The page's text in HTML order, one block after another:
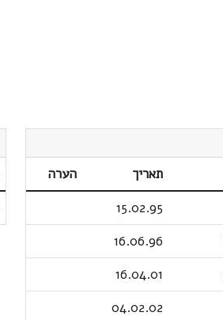
תאריך
הערה
15.02.95
16.06.96
16.04.01
04.02.02